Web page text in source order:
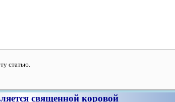
статью.
священной коровой